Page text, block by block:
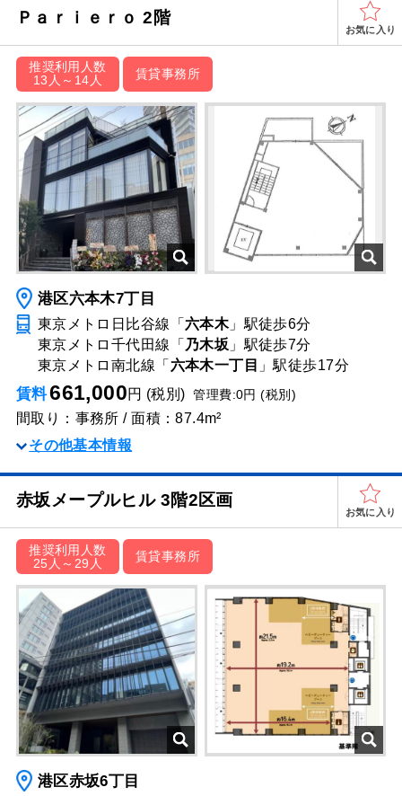
Ｐａｒｉｅｒｏ 2階
お気に入り
推奨利用人数
13人～14人
賃貸事務所
港区六本木7丁目
東京メトロ日比谷線「 六本木」駅徒歩6分
東京メトロ千代田線「 乃木坂 」駅徒歩7分
東京メトロ南北線「 六本木一丁目 」駅徒歩17分
賃料661,000円 (税別)管理費:0円 (税別)
間取り：事務所 / 面積：87.4m²
その他基本情報
赤坂メープルヒル 3階2区画
お気に入り
推奨利用人数
25人～29人
賃貸事務所
港区赤坂6丁目